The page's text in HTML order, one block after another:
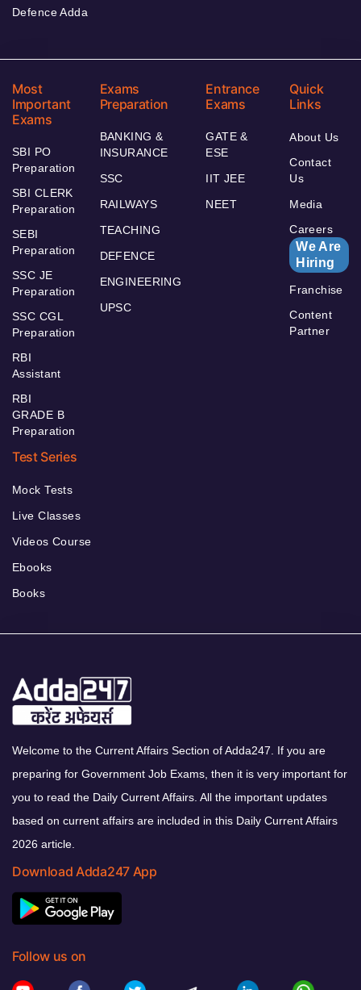
Defence Adda
Most
Important
Exams
SBI PO
Preparation
SBI CLERK
Preparation
SEBI
Preparation
SSC JE
Preparation
SSC CGL
Preparation
RBI
Assistant
RBI
GRADE B
Preparation
Exams
Preparation
BANKING &
INSURANCE
SSC
RAILWAYS
TEACHING
DEFENCE
ENGINEERING
UPSC
Entrance
Exams
GATE &
ESE
IIT JEE
NEET
Quick
Links
About Us
Contact
Us
Media
Careers
We Are
Hiring
Franchise
Content
Partner
Test Series
Mock Tests
Live Classes
Videos Course
Ebooks
Books
Welcome to the Current Affairs Section of Adda247. If you are
preparing for Government Job Exams, then it is very important for
you to read the Daily Current Affairs. All the important updates
based on current affairs are included in this Daily Current Affairs
2026 article.
Download Adda247 App
Follow us on